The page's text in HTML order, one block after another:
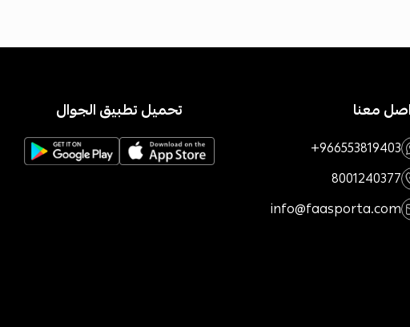
معنا
+966553819403
8001240377
info@faasporta.com
تحميل تطبيق الجوال